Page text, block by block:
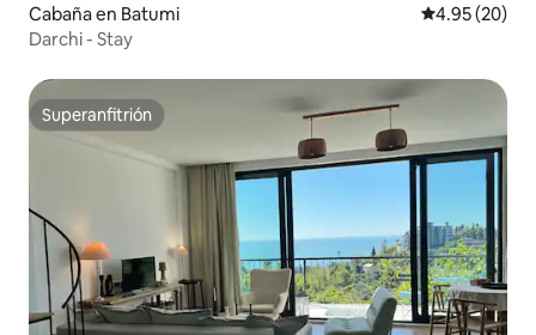
Cabaña en Batumi Calificación
4.95 (20)
Darchi - Stay
Superanfitrión
Superanfitrión